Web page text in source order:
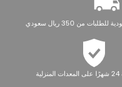
من 350 ريال سعودي